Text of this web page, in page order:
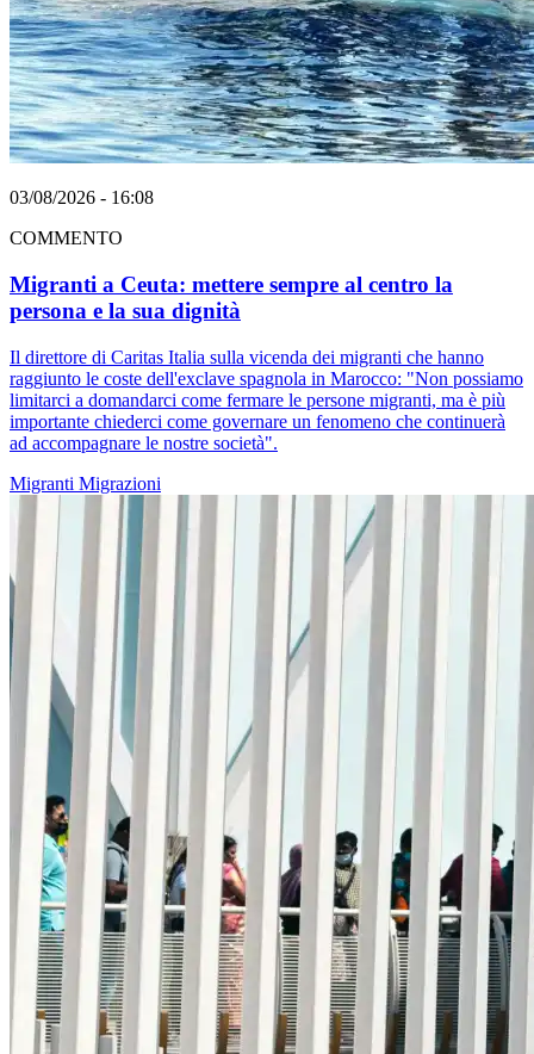
03/08/2026 - 16:08
COMMENTO
Migranti a Ceuta: mettere sempre al centro la
persona e la sua dignità
Il direttore di Caritas Italia sulla vicenda dei migranti che hanno
raggiunto le coste dell'exclave spagnola in Marocco: "Non possiamo
limitarci a domandarci come fermare le persone migranti, ma è più
importante chiederci come governare un fenomeno che continuerà
ad accompagnare le nostre società".
Migranti Migrazioni